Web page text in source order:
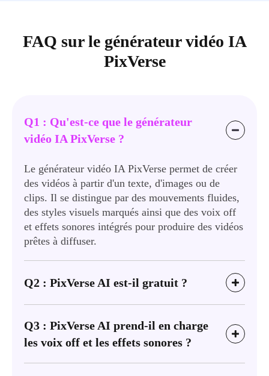
FAQ sur le générateur vidéo IA
PixVerse
Q1 : Qu'est-ce que le générateur
vidéo IA PixVerse ?
Le générateur vidéo IA PixVerse permet de créer
des vidéos à partir d'un texte, d'images ou de
clips. Il se distingue par des mouvements fluides,
des styles visuels marqués ainsi que des voix off
et effets sonores intégrés pour produire des vidéos
prêtes à diffuser.
Q2 : PixVerse AI est-il gratuit ?
Q3 : PixVerse AI prend-il en charge
les voix off et les effets sonores ?